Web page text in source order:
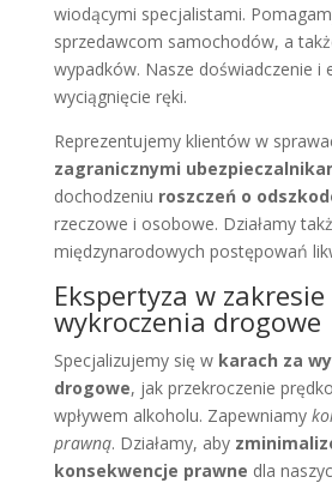
wiodącymi specjalistami.
sprzedawcom samochodów, a
wypadków. Nasze doświadczenie i
wyciągnięcie ręki.
Reprezentujemy klientów w
zagranicznymi
dochodzeniu roszczeń o
rzeczowe i osobowe. Działamy
międzynarodowych postępowań
Ekspertyza w
wykroczenia drogowe
Specjalizujemy się w karach za
drogowe, jak przekroczenie
wpływem alkoholu. Zapewniamy
prawną. Działamy, aby
konsekwencje prawne dla